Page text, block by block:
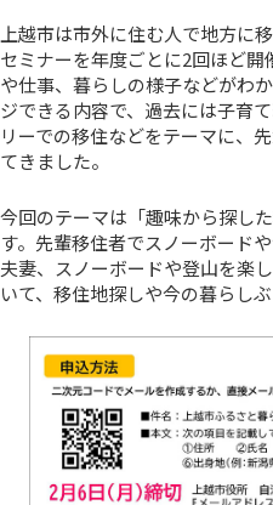
上越市は市外に住む人で地方に
セミナーを年度ごとに2回ほど
や仕事、暮らしの様子などがわ
ジできる内容で、過去には子育
リーでの移住などをテーマに、
てきました。
今回のテーマは「趣味から探し
す。先輩移住者でスノーボード
夫妻、スノーボードや登山を楽
いて、移住地探しや今の暮らし